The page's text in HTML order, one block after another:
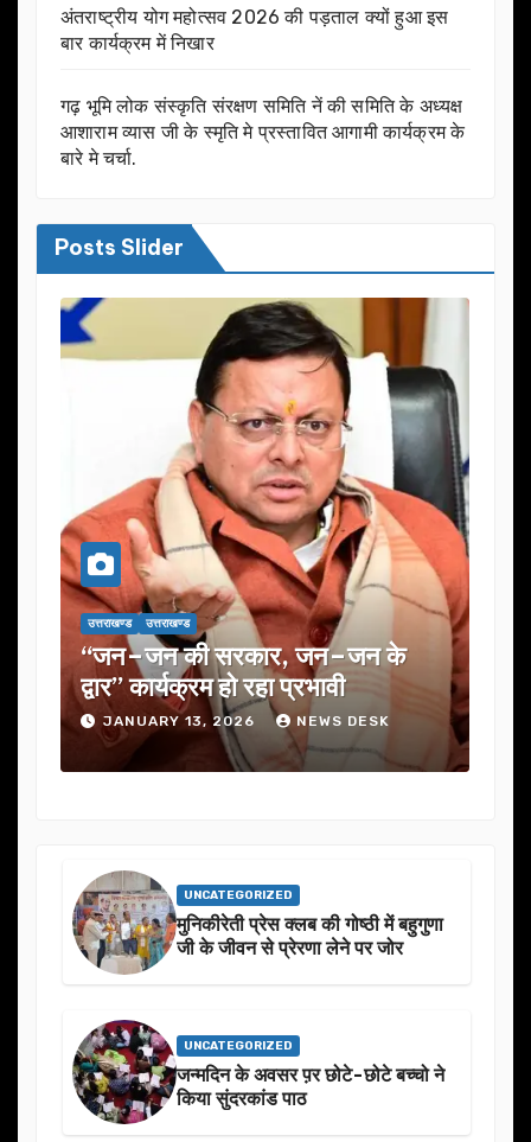
अंतराष्ट्रीय योग महोत्सव 2026 की पड़ताल क्यों हुआ इस
बार कार्यक्रम में निखार
गढ़ भूमि लोक संस्कृति संरक्षण समिति नें की समिति के अध्यक्ष
आशाराम व्यास जी के स्मृति मे प्रस्तावित आगामी कार्यक्रम के
बारे मे चर्चा.
Posts Slider
की सरकार, जन–जन के
कार्यक्रम हो रहा प्रभावी
13, 2026 NEWS DESK
उत्तराखण्ड
यूजेवीएन लिमिटेड
में कई अहम
JANUARY 13,
UNCATEGORIZED
मुनिकीरेती प्रेस क्लब की गोष्ठी में बहुगुणा
जी के जीवन से प्रेरणा लेने पर जोर
UNCATEGORIZED
जन्मदिन के अवसर प़र छोटे-छोटे बच्चो ने
किया सुंदरकांड पाठ